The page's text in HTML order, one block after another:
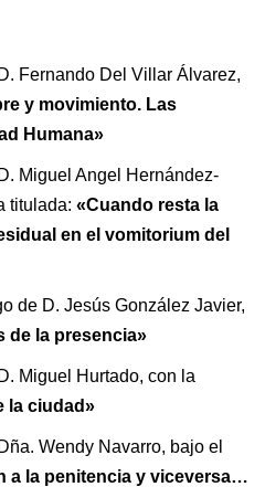
Fernando Del Villar Álvarez,
y movimiento. Las
Humana»
Miguel Angel Hernández-
titulada: «Cuando resta la
en el vomitorium del
de D. Jesús González Javier,
de la presencia»
Miguel Hurtado, con la
la ciudad»
Wendy Navarro, bajo el
a la penitencia y viceversa…